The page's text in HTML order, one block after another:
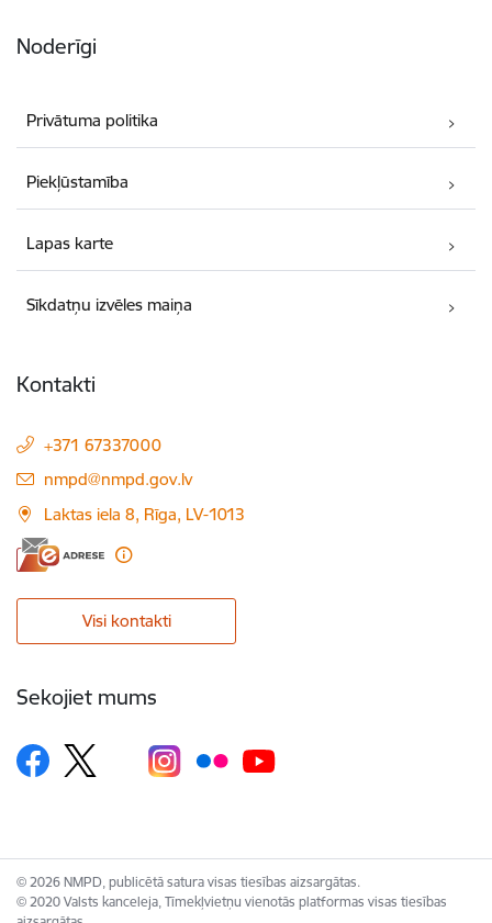
Noderīgi
Privātuma politika
Piekļūstamība
Lapas karte
Sīkdatņu izvēles maiņa
Kontakti
+371 67337000
E-pasts:
nmpd@nmpd.gov.lv
Laktas iela 8, Rīga, LV-1013
Visi kontakti
Sekojiet mums
© 2026 NMPD, publicētā satura visas tiesības aizsargātas.
© 2020 Valsts kanceleja, Tīmekļvietņu vienotās platformas visas tiesības